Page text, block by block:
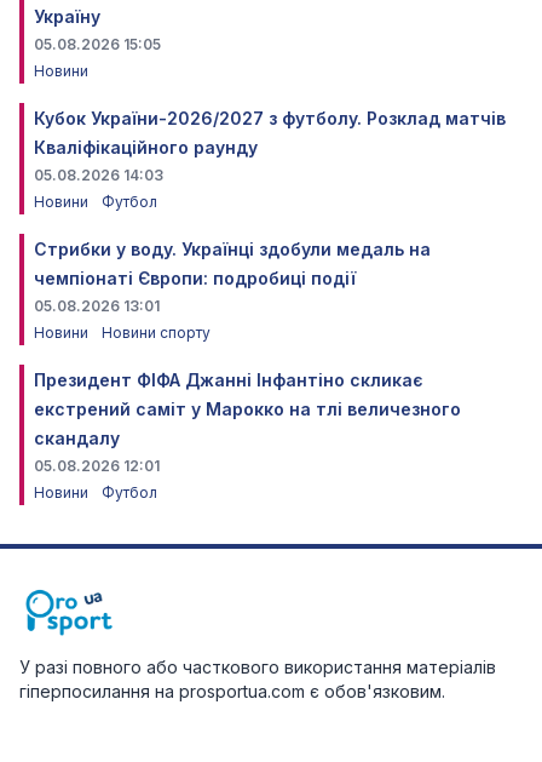
Україну
05.08.2026 15:05
Новини
Кубок України-2026/2027 з футболу. Розклад матчів
Кваліфікаційного раунду
05.08.2026 14:03
Новини
Футбол
Стрибки у воду. Українці здобули медаль на
чемпіонаті Європи: подробиці події
05.08.2026 13:01
Новини
Новини спорту
Президент ФІФА Джанні Інфантіно скликає
екстрений саміт у Марокко на тлі величезного
скандалу
05.08.2026 12:01
Новини
Футбол
У разі повного або часткового використання матеріалів
гіперпосилання на prosportua.com є обов'язковим.